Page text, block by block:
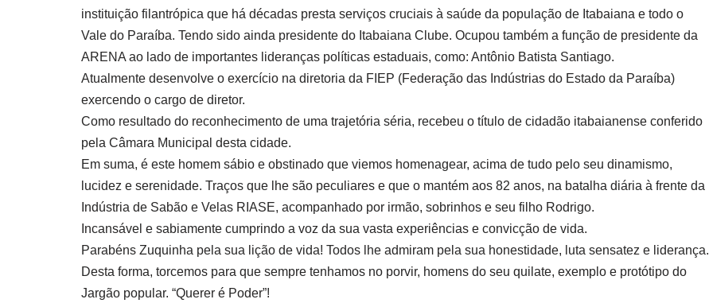
instituição filantrópica que há décadas presta serviços cruciais à saúde da população de Itabaiana e todo o
Vale do Paraíba. Tendo sido ainda presidente do Itabaiana Clube. Ocupou também a função de presidente da
ARENA ao lado de importantes lideranças políticas estaduais, como: Antônio Batista Santiago.
Atualmente desenvolve o exercício na diretoria da FIEP (Federação das Indústrias do Estado da Paraíba)
exercendo o cargo de diretor.
Como resultado do reconhecimento de uma trajetória séria, recebeu o título de cidadão itabaianense conferido
pela Câmara Municipal desta cidade.
Em suma, é este homem sábio e obstinado que viemos homenagear, acima de tudo pelo seu dinamismo,
lucidez e serenidade. Traços que lhe são peculiares e que o mantém aos 82 anos, na batalha diária à frente da
Indústria de Sabão e Velas RIASE, acompanhado por irmão, sobrinhos e seu filho Rodrigo.
Incansável e sabiamente cumprindo a voz da sua vasta experiências e convicção de vida.
Parabéns Zuquinha pela sua lição de vida! Todos lhe admiram pela sua honestidade, luta sensatez e liderança.
Desta forma, torcemos para que sempre tenhamos no porvir, homens do seu quilate, exemplo e protótipo do
Jargão popular. “Querer é Poder”!